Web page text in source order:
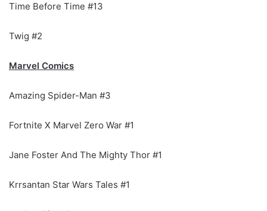
Time Before Time #13
Twig #2
Marvel Comics
Amazing Spider-Man #3
Fortnite X Marvel Zero War #1
Jane Foster And The Mighty Thor #1
Krrsantan Star Wars Tales #1